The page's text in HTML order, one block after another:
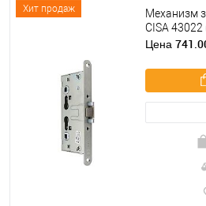
Хит продаж
Механизм
CISA
Цена